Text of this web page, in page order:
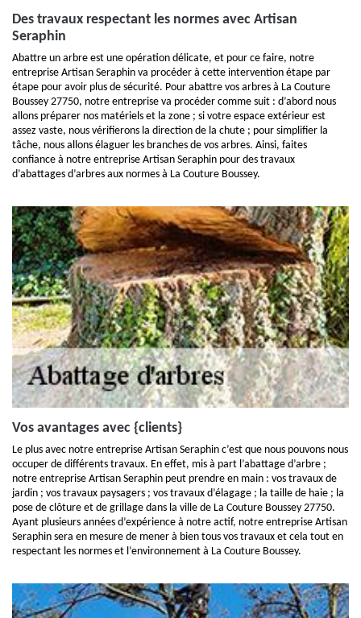
Des travaux respectant les normes avec Artisan
Seraphin
Abattre un arbre est une opération délicate, et pour ce faire, notre
entreprise Artisan Seraphin va procéder à cette intervention étape par
étape pour avoir plus de sécurité. Pour abattre vos arbres à La Couture
Boussey 27750, notre entreprise va procéder comme suit : d’abord nous
allons préparer nos matériels et la zone ; si votre espace extérieur est
assez vaste, nous vérifierons la direction de la chute ; pour simplifier la
tâche, nous allons élaguer les branches de vos arbres. Ainsi, faites
confiance à notre entreprise Artisan Seraphin pour des travaux
d’abattages d’arbres aux normes à La Couture Boussey.
Vos avantages avec {clients}
Le plus avec notre entreprise Artisan Seraphin c’est que nous pouvons nous
occuper de différents travaux. En effet, mis à part l’abattage d’arbre ;
notre entreprise Artisan Seraphin peut prendre en main : vos travaux de
jardin ; vos travaux paysagers ; vos travaux d’élagage ; la taille de haie ; la
pose de clôture et de grillage dans la ville de La Couture Boussey 27750.
Ayant plusieurs années d’expérience à notre actif, notre entreprise Artisan
Seraphin sera en mesure de mener à bien tous vos travaux et cela tout en
respectant les normes et l’environnement à La Couture Boussey.